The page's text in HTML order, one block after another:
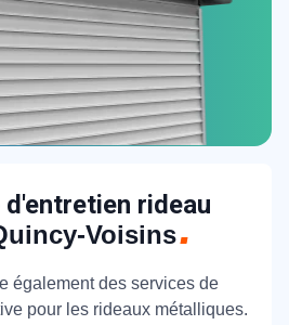
rideau
Voisins
également des services de
pour les rideaux métalliques.